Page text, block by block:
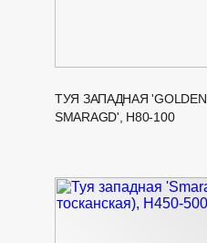
ТУЯ ЗАПАДНАЯ 'GOLDEN
SMARAGD', Н80-100